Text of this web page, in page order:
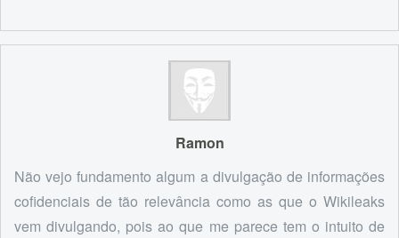
Ramon
Não vejo fundamento algum a divulgação de informações
cofidenciais de tão relevância como as que o Wikileaks
vem divulgando, pois ao que me parece tem o intuito de